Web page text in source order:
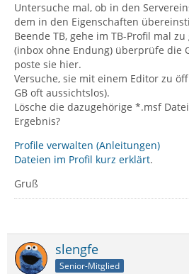
Untersuche mal, ob in den
dem in den Eigenschaften
Beende TB, gehe im TB-Profil mal
(inbox ohne Endung) überprüfe die
poste sie hier.
Versuche, sie mit einem Editor zu
GB oft aussichtslos).
Lösche die dazugehörige *.msf
Ergebnis?
Profile verwalten (Anleitungen)
Dateien im Profil kurz erklärt.
Gruß
slengfe
Senior-Mitglied